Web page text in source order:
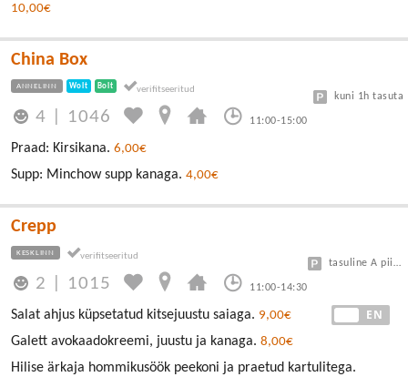
10,00€
China Box
ANNELINN Wolt Bolt
4 1046 11:00-15:00
kuni 1h tasuta
Praad: Kirsikana. 6,00€
Supp: Minchow supp kanaga. 4,00€
Crepp
KESKLINN
2 1015 11:00-14:30
tasuline A piirkond
EN
Salat ahjus küpsetatud kitsejuustu saiaga. 9,00€
Galett avokaadokreemi, juustu ja kanaga. 8,00€
Hilise ärkaja hommikusöök peekoni ja praetud kartulitega.